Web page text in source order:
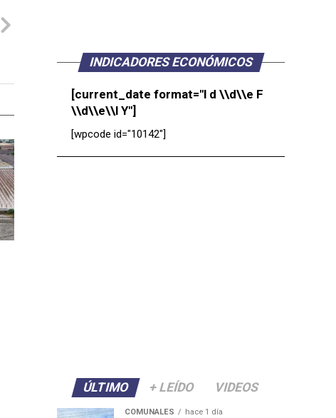
INDICADORES ECONÓMICOS
[current_date format="l d \\d\\e F
\\d\\e\\l Y"]
[wpcode id="10142"]
ÚLTIMO + LEÍDO VIDEOS
COMUNALES hace 1 día